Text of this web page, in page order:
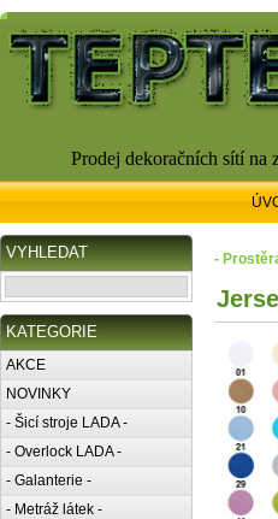
Prodej dekoračních sítí na
VYHLEDAT
KATEGORIE
AKCE
NOVINKY
- Šicí stroje LADA -
- Overlock LADA -
- Galanterie -
- Metráž látek -
-